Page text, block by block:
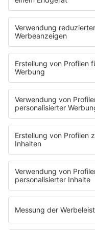
Neues
entsteht
Die IHK Reutlingen
humanoide Robotik
Unternehmen,
verbinden und